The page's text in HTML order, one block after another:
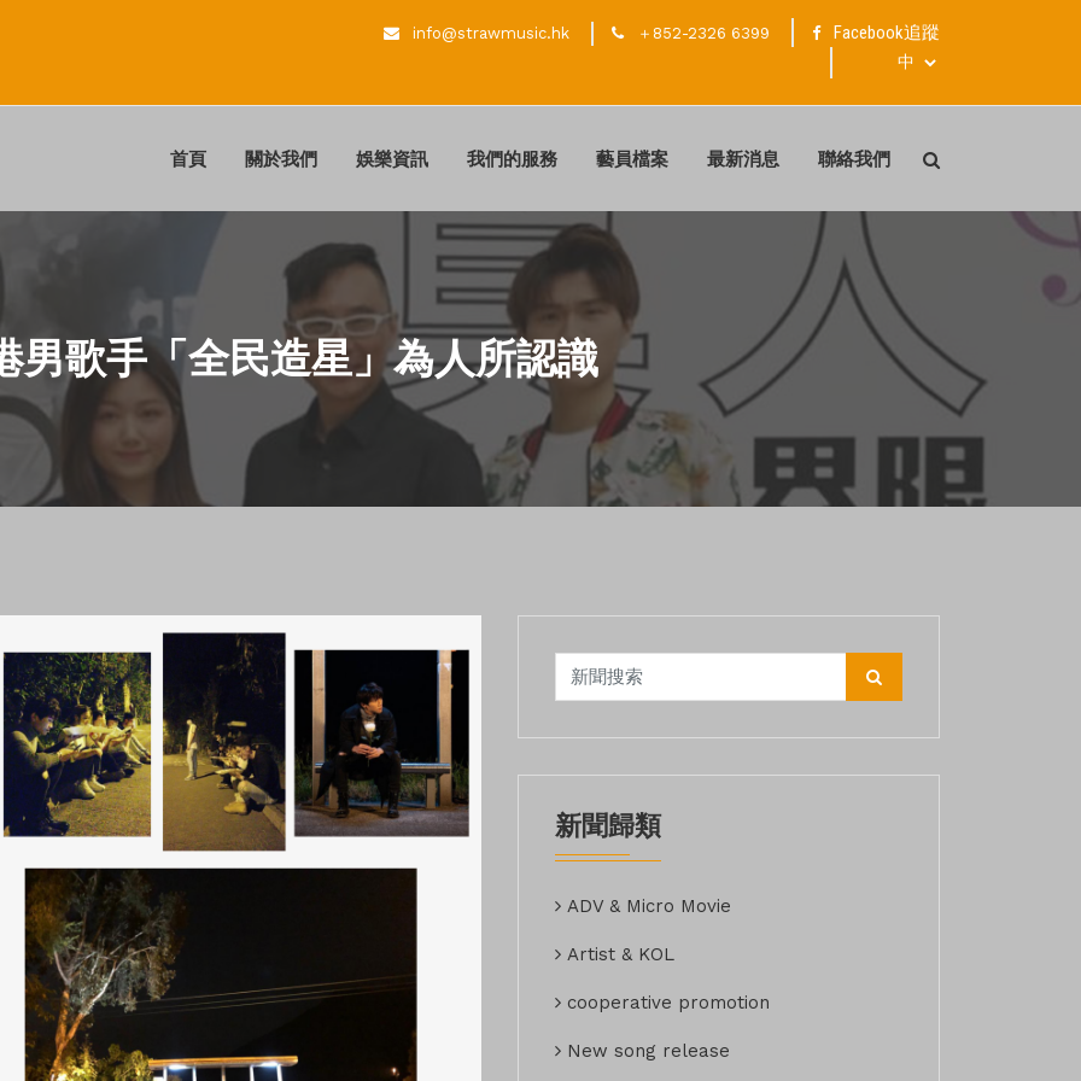
info@strawmusic.hk ＋852-2326 6399 Facebook追蹤
首頁 關於我們 娛樂資訊 我們的服務 藝員檔案 最新消息 聯絡我們
男歌手「全民造星」為人所認識
新聞歸類
ADV & Micro Movie
Artist & KOL
cooperative promotion
New song release